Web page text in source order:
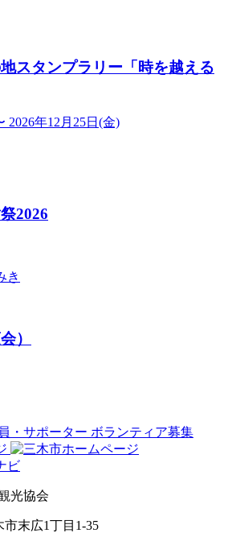
スタンプラリー「時を越える
2026年12月25日(金)
2026
き
）
光協会
市末広1丁目1-35